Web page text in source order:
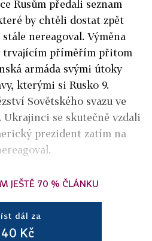
Rusům předali seznam
by chtěli dostat zpět
nereagoval. Výměna
trvajícím příměřím přitom
armáda svými útoky
kterými si Rusko 9.
Sovětského svazu ve
Ukrajinci se skutečně vzdali
prezident zatím na
JEŠTĚ 70 % ČLÁNKU
dál za
40 Kč